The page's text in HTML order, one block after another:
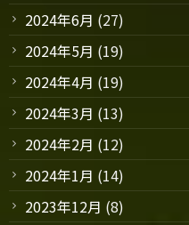
2024年6月 (27)
2024年5月 (19)
2024年4月 (19)
2024年3月 (13)
2024年2月 (12)
2024年1月 (14)
2023年12月 (8)